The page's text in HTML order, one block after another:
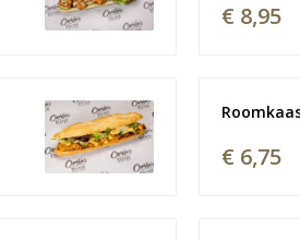
€ 8,95
€ 6,75